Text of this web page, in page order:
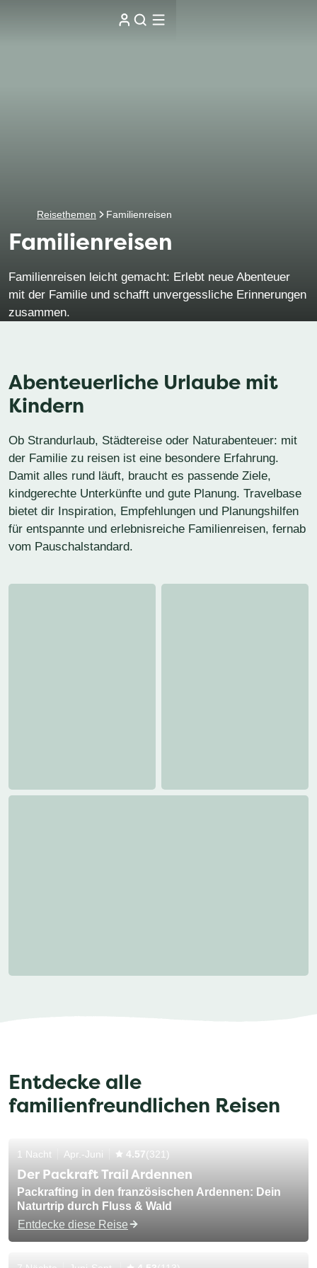
Reisethemen Familienreisen
Familienreisen
Familienreisen leicht gemacht: Erlebt neue Abenteuer
mit der Familie und schafft unvergessliche Erinnerungen
zusammen.
Abenteuerliche Urlaube mit
Kindern
Ob Strandurlaub, Städtereise oder Naturabenteuer: mit
der Familie zu reisen ist eine besondere Erfahrung.
Damit alles rund läuft, braucht es passende Ziele,
kindgerechte Unterkünfte und gute Planung. Travelbase
bietet dir Inspiration, Empfehlungen und Planungshilfen
für entspannte und erlebnisreiche Familienreisen, fernab
vom Pauschalstandard.
Entdecke alle
familienfreundlichen Reisen
1 Nacht Apr.-Juni 4.57(321)
Der Packraft Trail Ardennen
Packrafting in den französischen Ardennen: Dein
Naturtrip durch Fluss & Wald
Entdecke diese Reise